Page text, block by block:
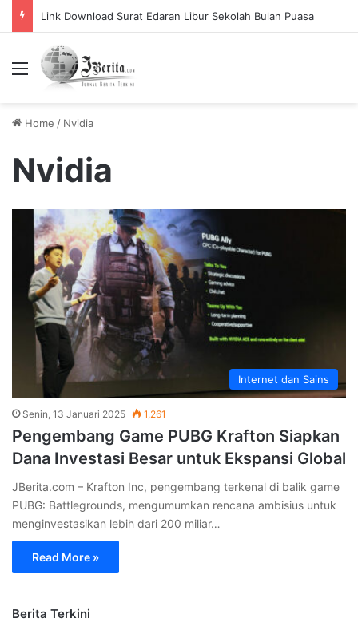
Link Download Surat Edaran Libur Sekolah Bulan Puasa
Menu
Home / Nvidia
Nvidia
Internet dan Sains
Senin, 13 Januari 2025 1,261
Pengembang Game PUBG Krafton Siapkan
Dana Investasi Besar untuk Ekspansi Global
JBerita.com – Krafton Inc, pengembang terkenal di balik game
PUBG: Battlegrounds, mengumumkan rencana ambisius untuk
menginvestasikan lebih dari 200 miliar…
Read More »
Berita Terkini